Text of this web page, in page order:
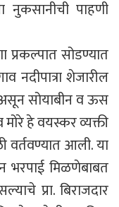
नुकसानीची पाहणी
प्रकल्पात सोडण्यात
नदीपात्रा शेजारील
सोयाबीन व ऊस
हे वयस्कर व्यक्ती
वर्तवण्यात आली. या
भरपाई मिळणेबाबत
प्रा. बिराजदार